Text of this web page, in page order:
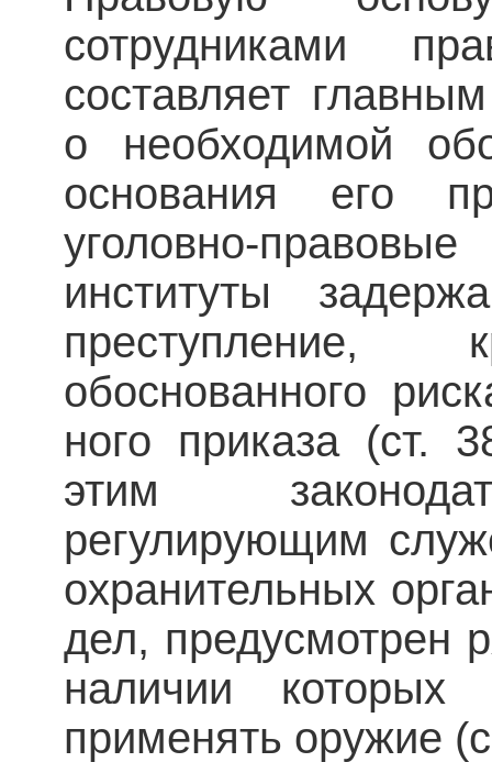
сотрудниками
составляет
о необходимой
основания его
уголовно-
институты
преступление,
обоснованного
ного приказа (ст.
этим
регулирующим
охранительных
дел, предусмот­рен
наличии которых
применять оружие